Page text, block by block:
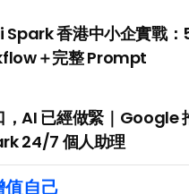
香港中小企實戰：
＋完整 Prompt
，AI 已經做緊｜Google
24/7 個人助理
值自己